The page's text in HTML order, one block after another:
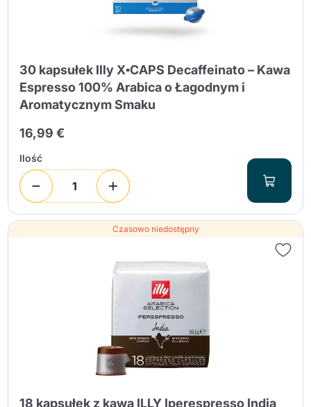
30 kapsułek Illy X▪CAPS Decaffeinato – Kawa
Espresso 100% Arabica o Łagodnym i
Aromatycznym Smaku
16,99 €
Ilość
Czasowo niedostępny
18 kapsułek z kawą ILLY Iperespresso India